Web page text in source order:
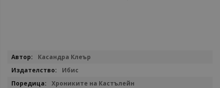
Повече
Касандра Клеър
Ибис
Хрониките на Кастълейн